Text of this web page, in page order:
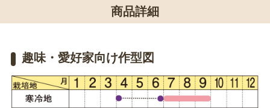
商品詳細
趣味・愛好家向け作型図